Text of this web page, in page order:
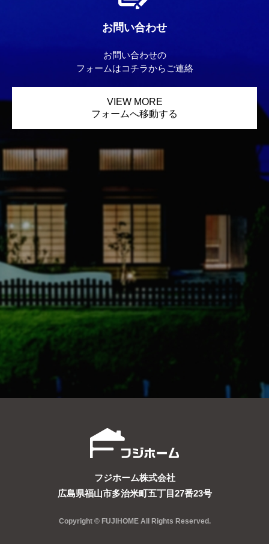
お問い合わせ
お問い合わせの
フォームはコチラからご連絡
VIEW MORE
フォームへ移動する
フジホーム株式会社
広島県福山市多治米町五丁目27番23号
Copyright © FUJIHOME All Rights Reserved.